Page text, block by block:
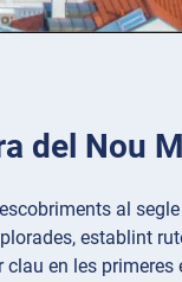
del Nou
al
establint
en les primeres